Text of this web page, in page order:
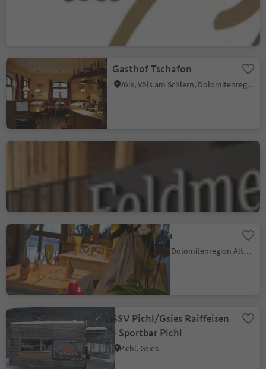
Gasthof Tschafon
Völs, Völs am Schlern, Dolomitenregion Seiser Alm
Feldmessner
Hotel Ladinia
La Villa, Badia, Dolomitenregion Alta Badia
SSV Pichl/Gsies Raiffeisen
- Sportbar Pichl
Pichl, Gsies